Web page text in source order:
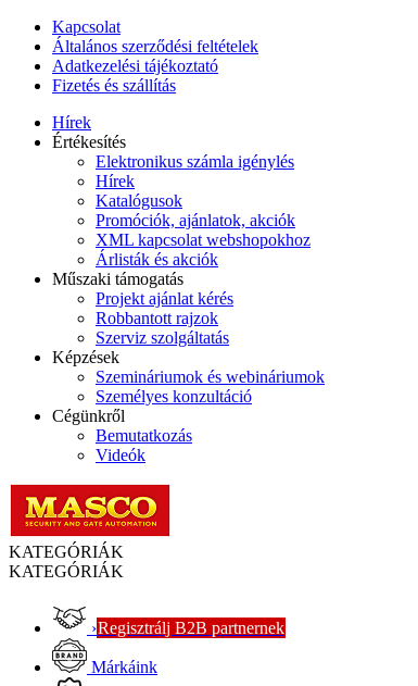
Kapcsolat
Általános szerződési feltételek
Adatkezelési tájékoztató
Fizetés és szállítás
Hírek
Értékesítés
Elektronikus számla igénylés
Hírek
Katalógusok
Promóciók, ajánlatok, akciók
XML kapcsolat webshopokhoz
Árlisták és akciók
Műszaki támogatás
Projekt ajánlat kérés
Robbantott rajzok
Szerviz szolgáltatás
Képzések
Szemináriumok és webináriumok
Személyes konzultáció
Cégünkről
Bemutatkozás
Videók
KATEGÓRIÁK
KATEGÓRIÁK
›Regisztrálj B2B partnernek
Márkáink